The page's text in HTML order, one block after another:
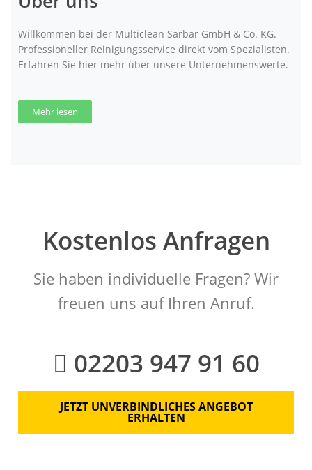
Willkommen bei der Multiclean Sarbar GmbH & Co. KG.
Professioneller Reinigungsservice direkt vom Spezialisten.
Erfahren Sie hier mehr über unsere Unternehmenswerte.
Mehr lesen
Kostenlos Anfragen
Sie haben individuelle Fragen? Wir
freuen uns auf Ihren Anruf.
02203 947 91 60
JETZT UNVERBINDLICHES ANGEBOT
ERHALTEN